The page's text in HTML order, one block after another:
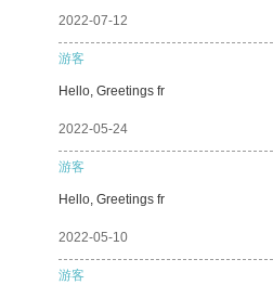
2022-07-12
游客
Hello, Greetings fr
2022-05-24
游客
Hello, Greetings fr
2022-05-10
游客